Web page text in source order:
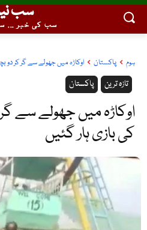
سب
سب کی خبر ...
ہوم پاکستان اوکاڑہ میں جھولے سے گر کر دو
پاکستان تازہ ترین
اوکاڑہ میں جھولے سے
کی بازی ہار گئیں